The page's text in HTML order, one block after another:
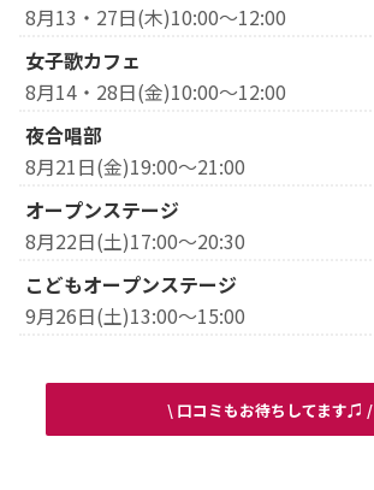
8月13・27日(木)10:00～12:00
女子歌カフェ
8月14・28日(金)10:00～12:00
夜合唱部
8月21日(金)19:00～21:00
オープンステージ
8月22日(土)17:00～20:30
こどもオープンステージ
9月26日(土)13:00～15:00
\ 口コミもお待ちしてます♫ /